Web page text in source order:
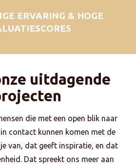
ERVARING & HOGE
uitdagende
die met een open blik naar
contact kunnen komen met de
van, dat geeft inspiratie, en dat
Dat spreekt ons meer aan